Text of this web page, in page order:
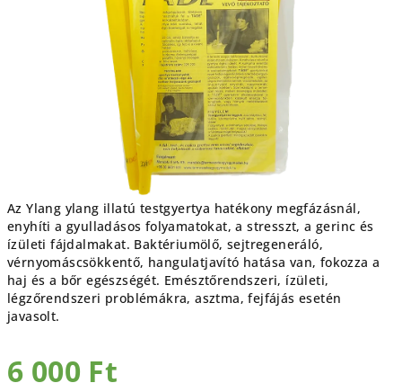
Az Ylang ylang illatú testgyertya hatékony megfázásnál,
enyhíti a gyulladásos folyamatokat, a stresszt, a gerinc és
ízületi fájdalmakat. Baktériumölő, sejtregeneráló,
vérnyomáscsökkentő, hangulatjavító hatása van, fokozza a
haj és a bőr egészségét. Emésztőrendszeri, ízületi,
légzőrendszeri problémákra, asztma, fejfájás esetén
javasolt.
6 000 Ft
csillag.